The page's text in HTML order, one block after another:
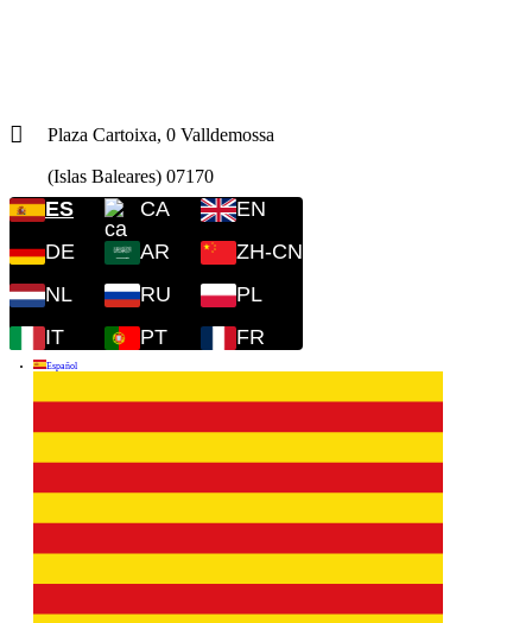
Plaza Cartoixa, 0 Valldemossa
(Islas Baleares) 07170
ES CA
EN
DE
AR
ZH-CN
NL
RU
PL
IT
PT FR